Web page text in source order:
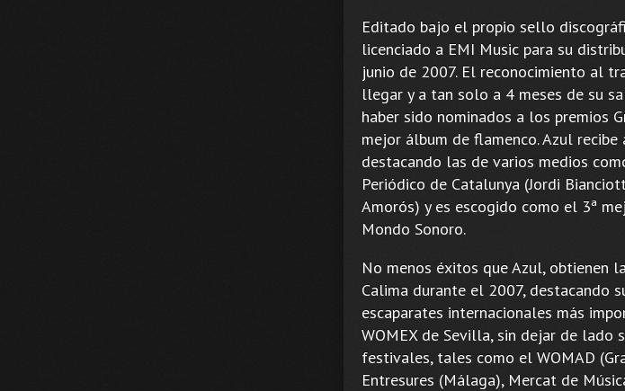
Editado bajo el propio sello
licenciado a EMI Music para su
junio de 2007. El reconocimiento al
llegar y a tan solo a 4 meses de su
haber sido nominados a los premios
mejor álbum de flamenco. Azul
destacando las de varios medios
Periódico de Catalunya (Jordi
Amorós) y es escogido como el 3ª
Mondo Sonoro.
No menos éxitos que Azul, obtienen
Calima durante el 2007, destacando
escaparates internacionales más
WOMEX de Sevilla, sin dejar de lado
festivales, tales como el WOMAD
Entresures (Málaga), Mercat de